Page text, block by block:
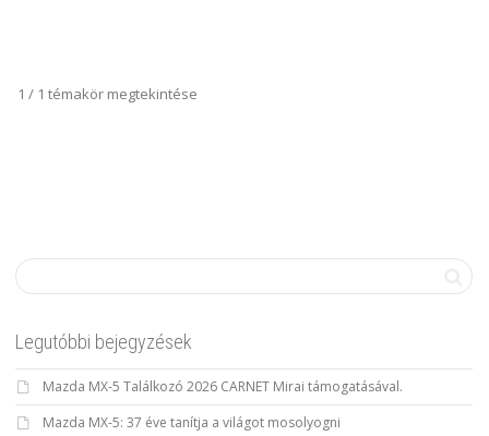
1 / 1 témakör megtekintése
Legutóbbi bejegyzések
Mazda MX-5 Találkozó 2026 CARNET Mirai támogatásával.
Mazda MX-5: 37 éve tanítja a világot mosolyogni